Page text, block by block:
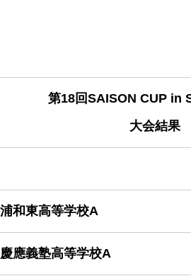
第18回SAISON CUP in
大会結果
浦和東高等学校A
慶應義塾高等学校A